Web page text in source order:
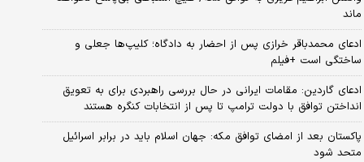
ماند
ادعای محمدباقر خرازی پس از احضار به دادگاه؛ کلیپ‌ها جعلی و
ساختگی است +فیلم
ادعای گاردین: مقامات ایرانی در حال بررسی راهبردی برای به تعویق
انداختن توافق با دولت ترامپ تا پس از انتخابات کنگره هستند
پاکستان بعد از امضای توافق مکه: جهان اسلام باید در برابر اسرائیل
متحد شود